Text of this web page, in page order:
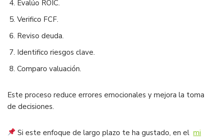
Evalúo ROIC.
Verifico FCF.
Reviso deuda.
Identifico riesgos clave.
Comparo valuación.
Este proceso reduce errores emocionales y mejora la toma
de decisiones.
Si este enfoque de largo plazo te ha gustado, en elmi